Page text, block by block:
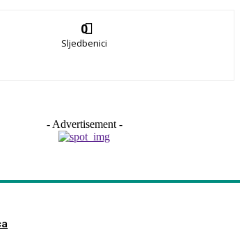
0
Sljedbenici
- Advertisement -